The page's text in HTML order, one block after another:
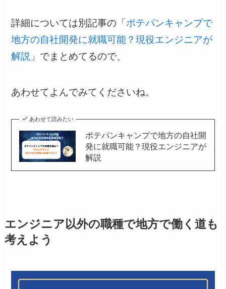
詳細については別記事の「 ポテパンキャンプで
地方の自社開発に就職可能？現役エンジニアが
解説 」でまとめてるので、
あわせてよんでみてくださいね。
あわせて読みたい
ポテパンキャンプで地方の自社開
発に就職可能？現役エンジニアが
解説
エンジニア以外の職種で地方で働く道も
考えよう